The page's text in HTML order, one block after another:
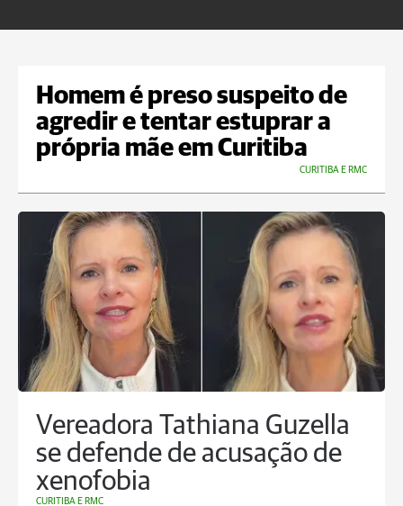
Homem é preso suspeito de
agredir e tentar estuprar a
própria mãe em Curitiba
CURITIBA E RMC
Vereadora Tathiana Guzella
se defende de acusação de
xenofobia
CURITIBA E RMC